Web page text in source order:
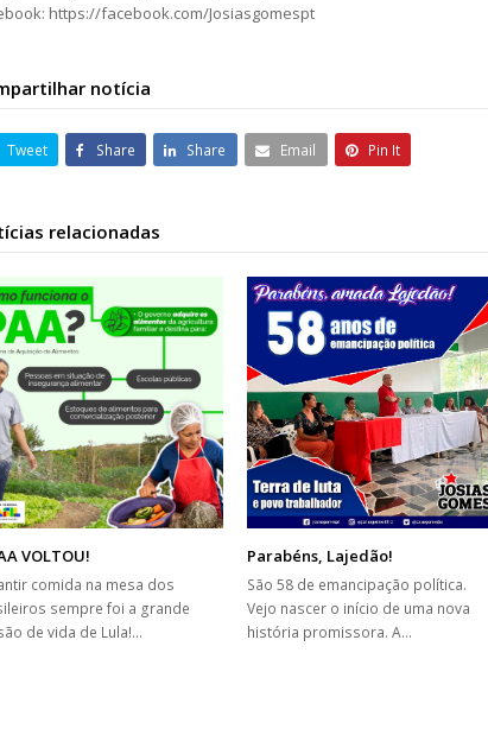
https://facebook.com/Josiasgomespt
notícia
Tweet Share Share Email Pin It
relacionadas
VOLTOU!
comida na mesa dos
sempre foi a grande
de vida de Lula!…
Parabéns, Lajedão!
São 58 de emancipação política.
Vejo nascer o início de uma nova
história promissora. A…